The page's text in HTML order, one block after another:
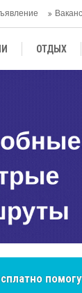
ОТДЫХ
АЗИЯ
сердца